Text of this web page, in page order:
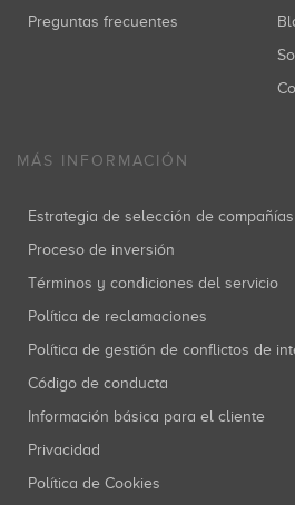
Preguntas frecuentes
MÁS INFORMACIÓN
Estrategia de selección de compañías
Proceso de inversión
Términos y condiciones del servicio
Política de reclamaciones
Política de gestión de conflictos de
Código de conducta
Información básica para el cliente
Privacidad
Política de Cookies